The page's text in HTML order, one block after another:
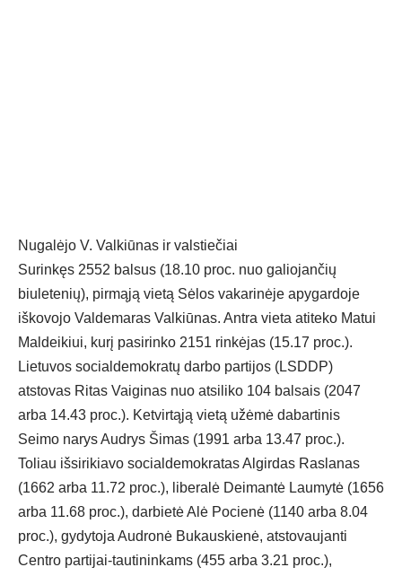
Nugalėjo V. Valkiūnas ir valstiečiai
Surinkęs 2552 balsus (18.10 proc. nuo galiojančių
biuletenių), pirmąją vietą Sėlos vakarinėje apygardoje
iškovojo Valdemaras Valkiūnas. Antra vieta atiteko Matui
Maldeikiui, kurį pasirinko 2151 rinkėjas (15.17 proc.).
Lietuvos socialdemokratų darbo partijos (LSDDP)
atstovas Ritas Vaiginas nuo atsiliko 104 balsais (2047
arba 14.43 proc.). Ketvirtąją vietą užėmė dabartinis
Seimo narys Audrys Šimas (1991 arba 13.47 proc.).
Toliau išsirikiavo socialdemokratas Algirdas Raslanas
(1662 arba 11.72 proc.), liberalė Deimantė Laumytė (1656
arba 11.68 proc.), darbietė Alė Pocienė (1140 arba 8.04
proc.), gydytoja Audronė Bukauskienė, atstovaujanti
Centro partijai-tautininkams (455 arba 3.21 proc.),